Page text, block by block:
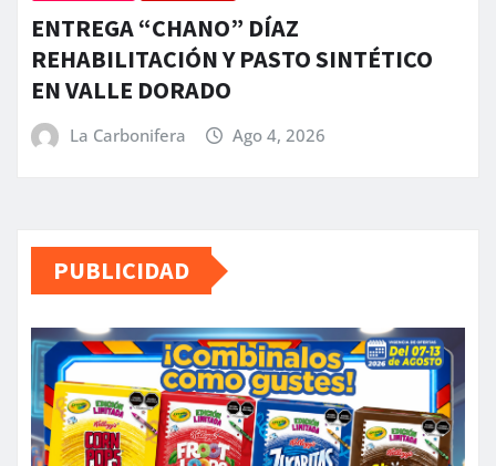
ENTREGA “CHANO” DÍAZ
REHABILITACIÓN Y PASTO SINTÉTICO
EN VALLE DORADO
La Carbonifera Ago 4, 2026
PUBLICIDAD